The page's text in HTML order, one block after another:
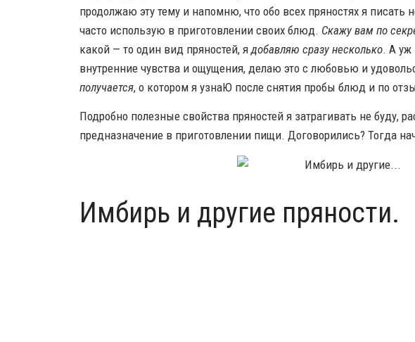
продолжаю эту тему и напомню, что обо всех пряностях я писать
часто использую в приготовлении своих блюд. Скажу вам по
какой — то один вид пряностей, я добавляю сразу несколько. А
внутренние чувства и ощущения, делаю это с любовью и
получается, о котором я узнаЮ после снятия пробы блюд и по
Подробно полезные свойства пряностей я затрагивать не буду,
предназначение в приготовлении пищи. Договорились? Тогда
Имбирь и другие пряности.